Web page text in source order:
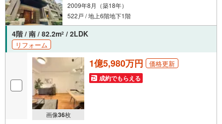
2009年8月（築18年）
522戸 / 地上6階地下1階
4階 / 南 / 82.2m2 / 2LDK
リフォーム
画像36枚
1億5,980万円 価格更新
成約でもらえる